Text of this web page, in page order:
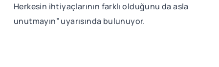
Herkesin ihtiyaçlarının farklı olduğunu da asla
unutmayın” uyarısında bulunuyor.